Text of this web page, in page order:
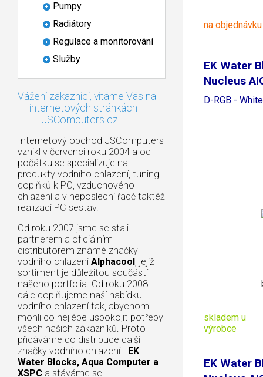
Pumpy
Radiátory
Regulace a monitorování
Služby
Vážení zákazníci, vítáme Vás na
internetových stránkách
JSComputers.cz
Internetový obchod JSComputers
vznikl v červenci roku 2004 a od
počátku se specializuje na
produkty vodního chlazení, tuning
doplňků k PC, vzduchového
chlazení a v neposlední řadě taktéž
realizací PC sestav.
Od roku 2007 jsme se stali
partnerem a oficiálním
distributorem známé značky
vodního chlazení Alphacool, jejíž
sortiment je důležitou součástí
našeho portfolia. Od roku 2008
dále doplňujeme naší nabídku
vodního chlazení tak, abychom
mohli co nejlépe uspokojit potřeby
všech našich zákazníků. Proto
přidáváme do distribuce další
značky vodního chlazení - EK
Water Blocks, Aqua Computer a
XSPC a stáváme se
na objednávku
EK Water
Nucleus
D-RGB - White
skladem u
výrobce
EK Water